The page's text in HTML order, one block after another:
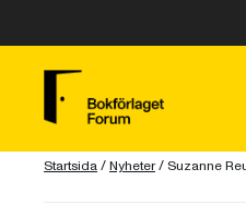
Startsida/Nyheter/Suzanne